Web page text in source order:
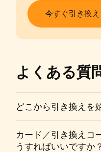
今すぐ引き換え
よくある質
どこから引き換えを
カード／引き換えコ
うすればいいですか？